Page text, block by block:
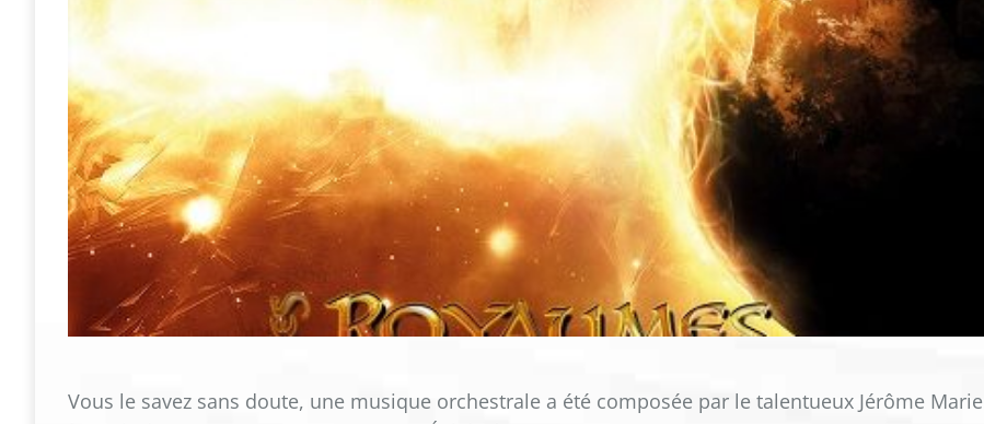
Vous le savez sans doute, une musique orchestrale a été composée par le talentueux Jérôme Marie